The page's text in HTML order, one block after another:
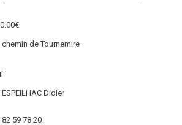
chemin de Tournemire
ESPEILHAC Didier
82 59 78 20